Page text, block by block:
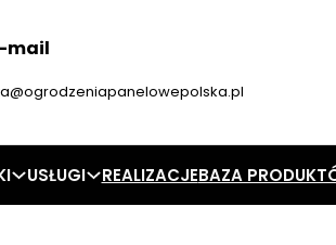
mail
USŁUGI REALIZACJEBAZA